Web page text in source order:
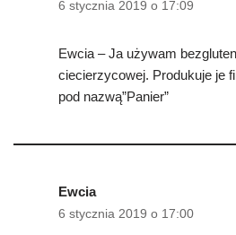
6 stycznia 2019 o 17:09
Ewcia – Ja używam
ciecierzycowej. Produkuje je
pod nazwą”Panier”
Ewcia
6 stycznia 2019 o 17:00